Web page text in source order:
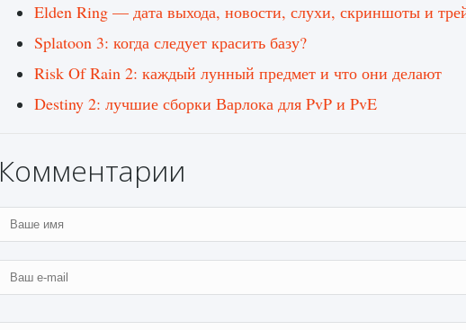
Elden Ring — дата выхода, новости, слухи, скриншоты и
Splatoon 3: когда следует красить базу?
Risk Of Rain 2: каждый лунный предмет и что они делают
Destiny 2: лучшие сборки Варлока для PvP и PvE
Комментарии